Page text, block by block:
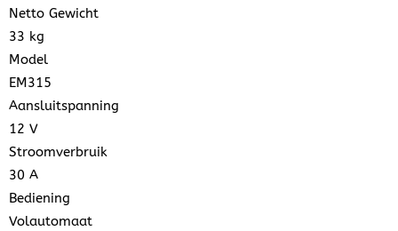
Netto Gewicht
33 kg
Model
EM315
Aansluitspanning
12 V
Stroomverbruik
30 A
Bediening
Volautomaat